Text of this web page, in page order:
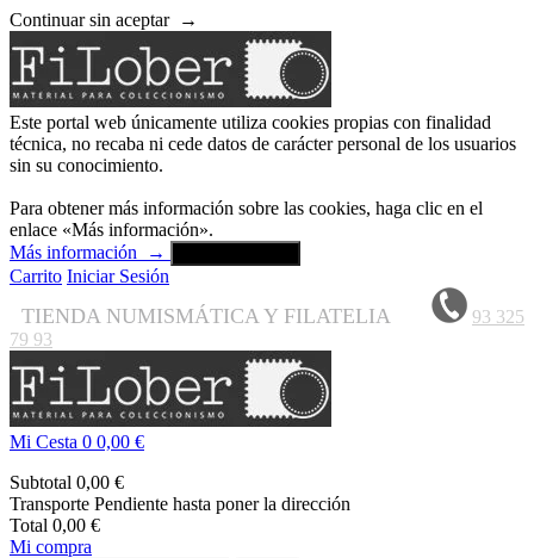
Continuar sin aceptar →
Este portal web únicamente utiliza cookies propias con finalidad
técnica, no recaba ni cede datos de carácter personal de los usuarios
sin su conocimiento.
Para obtener más información sobre las cookies, haga clic en el
enlace «Más información».
Más información
→
Carrito Iniciar Sesión
TIENDA NUMISMÁTICA Y FILATELIA
93 325
79 93
Mi Cesta 0 0,00 €
Subtotal 0,00 €
Transporte Pendiente hasta poner la dirección
Total 0,00 €
Mi compra